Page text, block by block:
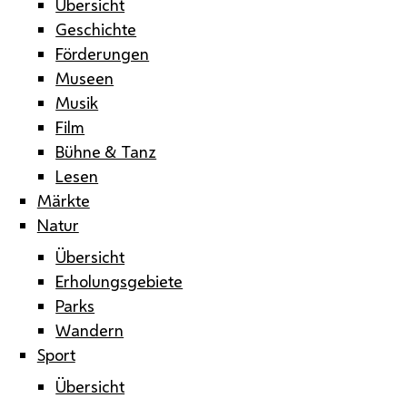
Geschichte
Förderungen
Museen
Musik
Film
Bühne & Tanz
Lesen
Märkte
Natur
Übersicht
Erholungsgebiete
Parks
Wandern
Sport
Übersicht